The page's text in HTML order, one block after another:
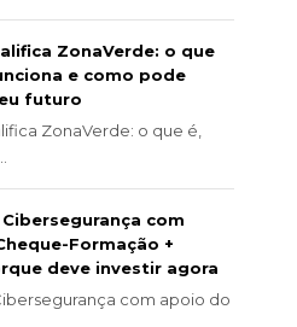
ZonaVerde: o que
e como pode
futuro
ZonaVerde: o que é,
com
Formação +
deve investir agora
com apoio do